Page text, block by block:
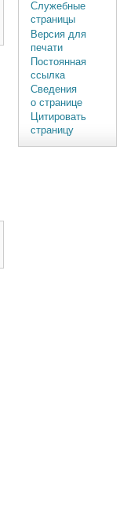
Служебные
страницы
Версия для
печати
Постоянная
ссылка
Сведения
о странице
Цитировать
страницу